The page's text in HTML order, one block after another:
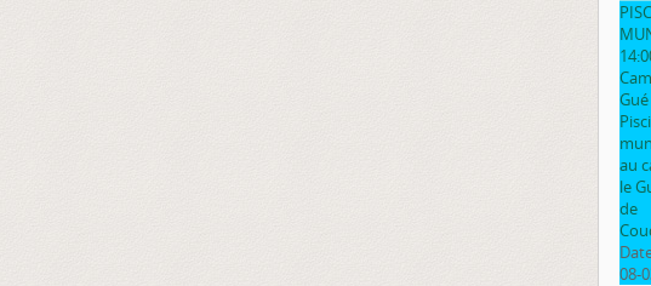
Gué
au
le
de
08-